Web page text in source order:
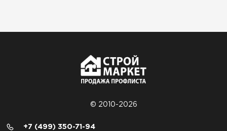
© 2010-2026
+7 (499) 350-71-94